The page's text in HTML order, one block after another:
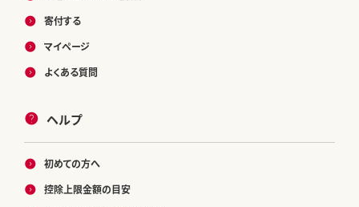
寄付する
マイページ
よくある質問
ヘルプ
初めての方へ
控除上限金額の目安